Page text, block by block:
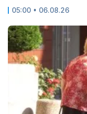
05:00 • 06.08.26